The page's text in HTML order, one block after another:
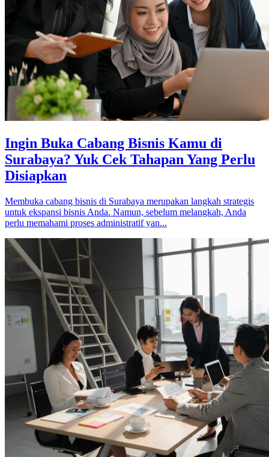
Ingin Buka Cabang Bisnis Kamu di
Surabaya? Yuk Cek Tahapan Yang Perlu
Disiapkan
Membuka cabang bisnis di Surabaya merupakan langkah strategis
untuk ekspansi bisnis Anda. Namun, sebelum melangkah, Anda
perlu memahami proses administratif yan...